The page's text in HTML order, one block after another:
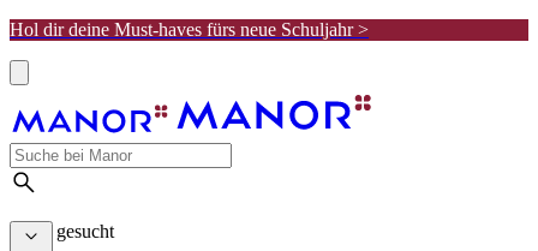
Hol dir deine Must-haves fürs neue Schuljahr >
Meist gesucht